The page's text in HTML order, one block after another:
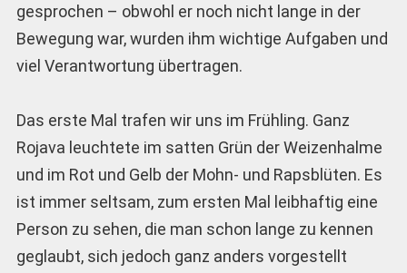
gesprochen – obwohl er noch nicht lange in der
Bewegung war, wurden ihm wichtige Aufgaben und
viel Verantwortung übertragen.
Das erste Mal trafen wir uns im Frühling. Ganz
Rojava leuchtete im satten Grün der Weizenhalme
und im Rot und Gelb der Mohn- und Rapsblüten. Es
ist immer seltsam, zum ersten Mal leibhaftig eine
Person zu sehen, die man schon lange zu kennen
geglaubt, sich jedoch ganz anders vorgestellt